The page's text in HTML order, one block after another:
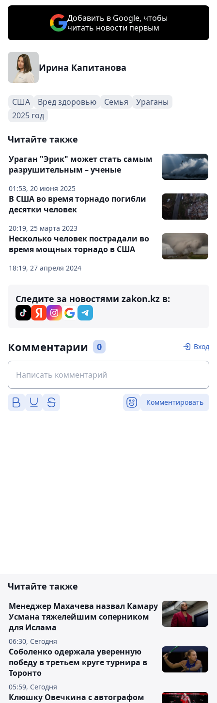
Добавить в Google, чтобы
читать новости первым
Ирина Капитанова
США Вред здоровью Семья
Ураганы
2025 год
Читайте также
01:53, 20 июня 2025
Ураган "Эрик" может стать самым
разрушительным – ученые
20:19, 25 марта 2023
В США во время торнадо погибли
десятки человек
18:19, 27 апреля 2024
Несколько человек пострадали во
время мощных торнадо в США
Следите за новостями zakon.kz в:
Комментарии 0 Вход
Комментировать
Читайте также
06:30, Сегодня
Менеджер Махачева назвал Камару
Усмана тяжелейшим соперником
для Ислама
05:59, Сегодня
Соболенко одержала уверенную
победу в третьем круге турнира в
Торонто
Клюшку Овечкина с автографом